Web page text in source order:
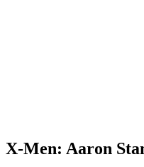
X-Men: Aaron